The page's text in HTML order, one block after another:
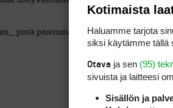
pistä paremmaksi. Jos pistää nin tarjoon
Kotimaista
Haluamme tarjota
siksi käytämme tällä
Otava ja sen (95)
sivuista ja laitteesi
Sisällön ja